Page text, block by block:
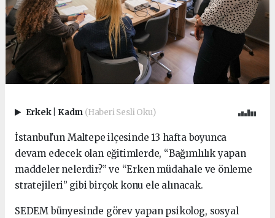
Erkek Kadın (Haberi Sesli Oku)
İstanbul'un Maltepe ilçesinde 13 hafta boyunca
devam edecek olan eğitimlerde, “Bağımlılık yapan
maddeler nelerdir?” ve “Erken müdahale ve önleme
stratejileri” gibi birçok konu ele alınacak.
SEDEM bünyesinde görev yapan psikolog, sosyal